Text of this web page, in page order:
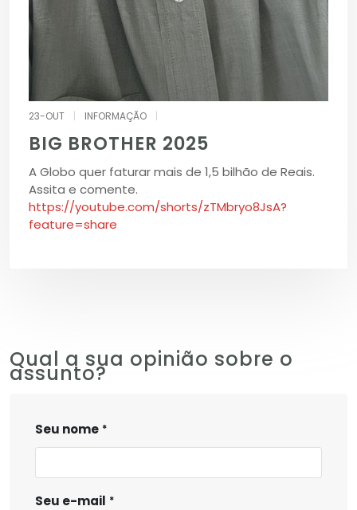
23-OUT INFORMAÇÃO
BIG BROTHER 2025
A Globo quer faturar mais de 1,5 bilhão de Reais.
Assita e comente.
https://youtube.com/shorts/zTMbryo8JsA?
feature=share
Qual a sua opinião sobre o
assunto?
Seu nome
Seu e-mail